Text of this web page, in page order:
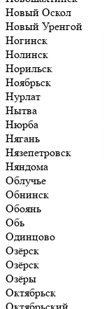
Новый Оскол
Новый Уренгой
Ногинск
Нолинск
Норильск
Ноябрьск
Нурлат
Нытва
Нюрба
Нягань
Нязепетровск
Няндома
Облучье
Обнинск
Обоянь
Обь
Одинцово
Озёрск
Озёрск
Озёры
Октябрьск